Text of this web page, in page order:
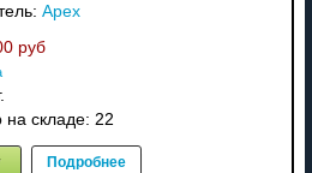
Apex
руб
на складе: 22
Подробнее